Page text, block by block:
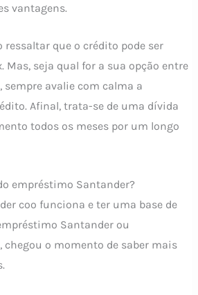
vantagens.
ressaltar que o crédito pode ser
Mas, seja qual for a sua opção entre
sempre avalie com calma a
Afinal, trata-se de uma dívida
todos os meses por um longo
empréstimo Santander?
coo funciona e ter uma base de
Santander ou
chegou o momento de saber mais